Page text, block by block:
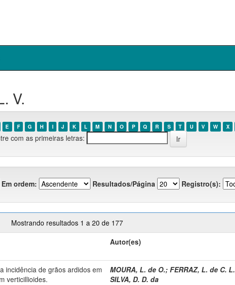
V.
E F G H I J K L M N O P Q R S T U V W X
com as primeiras letras:
Em ordem: Resultados/Página Registro(s):
Mostrando resultados 1 a 20 de 177
Autor(es)
incidência de grãos ardidos em
verticillioides.
MOURA, L. de O.; FERRAZ, L. de C. L.
SILVA, D. D. da